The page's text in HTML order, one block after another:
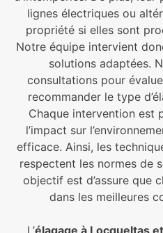
lignes électriques ou
propriété si elles sont
Notre équipe intervient
solutions adaptées.
consultations pour
recommander le type
Chaque intervention est
l’impact sur
efficace. Ainsi, les
respectent les normes de
objectif est d’assure que
dans les meilleures
L’élagage à Locqueltas